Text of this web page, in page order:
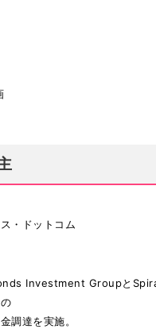
・ドットコム
Investment Groupと
実施。